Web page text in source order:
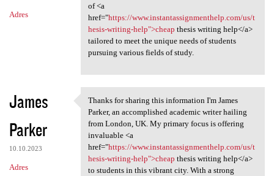
Adres
of <a
href="https://www.instantassignmenthelp.com/us/t
hesis-writing-help">cheap thesis writing help</a>
tailored to meet the unique needs of students
pursuing various fields of study.
James
Parker
10.10.2023
Adres
Thanks for sharing this
Thanks for sharing this information I'm James
Parker, an accomplished academic writer hailing
from London, UK. My primary focus is offering
invaluable <a
href="https://www.instantassignmenthelp.com/us/t
hesis-writing-help">cheap thesis writing help</a>
to students in this vibrant city. With a strong